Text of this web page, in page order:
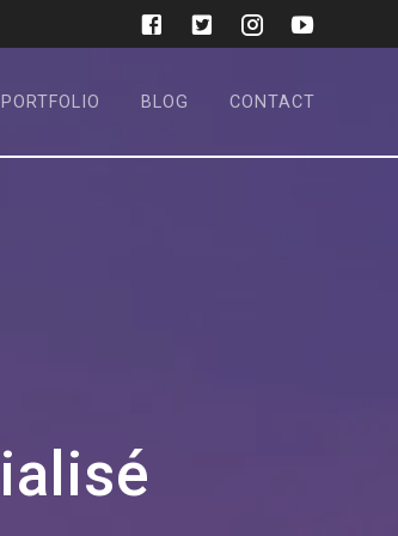
PORTFOLIO BLOG CONTACT